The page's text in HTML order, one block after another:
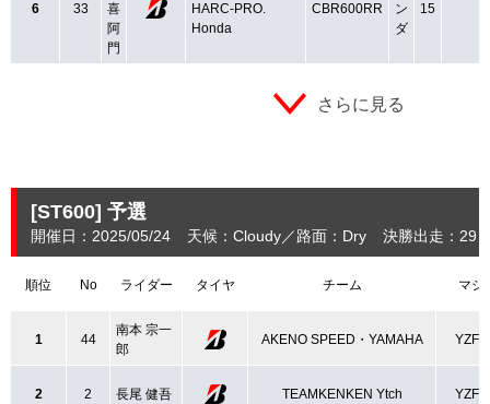
6 33
喜
阿
門
HARC‐PRO.
Honda
CBR600RR
ン
ダ
15
さらに見る
[ST600] 予選
開催日：2025/05/24 天候：Cloudy 路面：Dry 決勝出走：29
順位 No ライダー タイヤ チーム マシ
1 44
南本 宗一
郎
AKENO SPEED・YAMAHA YZF-
2 2 長尾 健吾 TEAMKENKEN Ytch YZF-